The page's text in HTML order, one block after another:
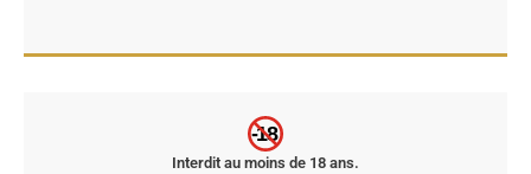
-18
Interdit au moins de 18 ans.